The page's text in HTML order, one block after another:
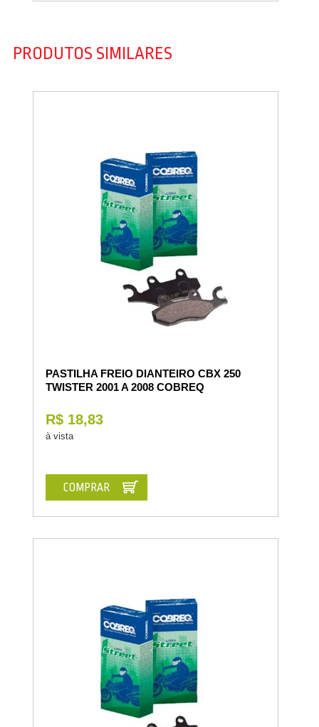
PRODUTOS SIMILARES
PASTILHA FREIO DIANTEIRO CBX 250
TWISTER 2001 A 2008 COBREQ
R$ 18,83
à vista
COMPRAR